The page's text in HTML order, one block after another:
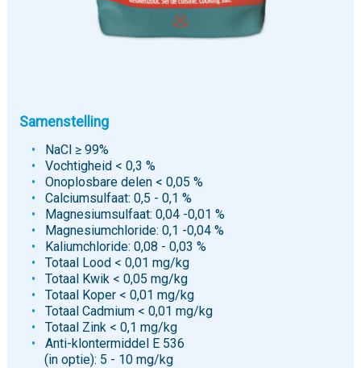
Samenstelling
NaCl ≥ 99%
Vochtigheid < 0,3 %
Onoplosbare delen < 0,05 %
Calciumsulfaat: 0,5 - 0,1 %
Magnesiumsulfaat: 0,04 -0,01 %
Magnesiumchloride: 0,1 -0,04 %
Kaliumchloride: 0,08 - 0,03 %
Totaal Lood < 0,01 mg/kg
Totaal Kwik < 0,05 mg/kg
Totaal Koper < 0,01 mg/kg
Totaal Cadmium < 0,01 mg/kg
Totaal Zink < 0,1 mg/kg
Anti-klontermiddel E 536
(in optie): 5 - 10 mg/kg